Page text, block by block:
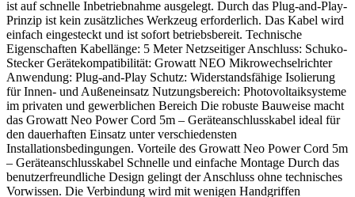
ist auf schnelle Inbetriebnahme ausgelegt. Durch das Plug-and-Play-
Prinzip ist kein zusätzliches Werkzeug erforderlich. Das Kabel wird
einfach eingesteckt und ist sofort betriebsbereit. Technische
Eigenschaften Kabellänge: 5 Meter Netzseitiger Anschluss: Schuko-
Stecker Gerätekompatibilität: Growatt NEO Mikrowechselrichter
Anwendung: Plug-and-Play Schutz: Widerstandsfähige Isolierung
für Innen- und Außeneinsatz Nutzungsbereich: Photovoltaiksysteme
im privaten und gewerblichen Bereich Die robuste Bauweise macht
das Growatt Neo Power Cord 5m – Geräteanschlusskabel ideal für
den dauerhaften Einsatz unter verschiedensten
Installationsbedingungen. Vorteile des Growatt Neo Power Cord 5m
– Geräteanschlusskabel Schnelle und einfache Montage Durch das
benutzerfreundliche Design gelingt der Anschluss ohne technisches
Vorwissen. Die Verbindung wird mit wenigen Handgriffen